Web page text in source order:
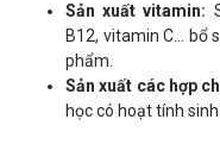
Sản xuất vitamin:
B12, vitamin C...
phẩm.
Sản xuất các hợp
học có hoạt tính